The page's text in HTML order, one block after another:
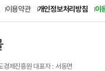
이용약관 개인정보처리방침 이
경제진흥원대표자 : 서동면